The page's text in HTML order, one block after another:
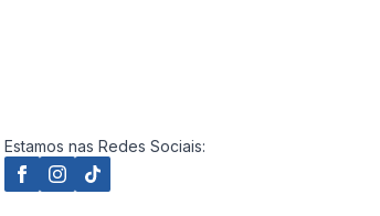
Estamos nas Redes Sociais: